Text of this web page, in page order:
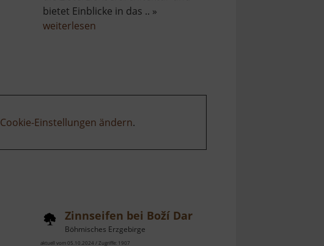
bietet Einblicke in das .. »
weiterlesenüber
Cookie-Einstellungen ändern.
Zinnseifen bei Boží Dar
Böhmisches Erzgebirge
aktuell vom 05.10.2024 / Zugriffe: 1907